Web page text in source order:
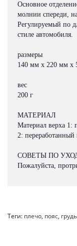
Основное
молнии спереди,
Регулируемый по
стиле автомобиля.
размеры
140 мм x 220 мм x
вес
200 г
МАТЕРИАЛ
Материал верха 1:
2: переработанный
СОВЕТЫ ПО
Пожалуйста,
Теги: плечо, пояс, грудь